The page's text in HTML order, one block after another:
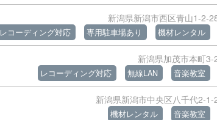
新潟県新潟市西区青山1-2-
レコーディング対応 専用駐車場あり 機材レンタル
新潟県加茂市本町3-
レコーディング対応 無線LAN 音楽教室
新潟県新潟市中央区八千代2-1-
機材レンタル 音楽教室